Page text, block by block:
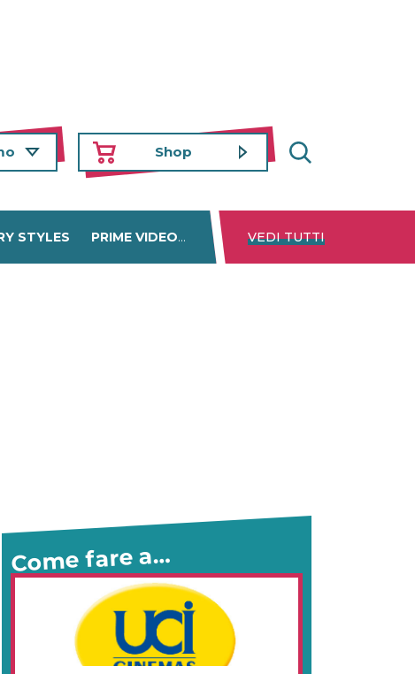
Shop
STYLES PRIME VIDEO DISNEY+ NETFLIX
VEDI TUTTI
Come fare a…